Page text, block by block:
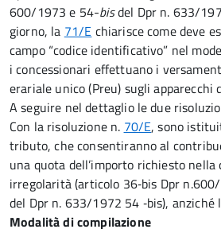
600/1973 e 54-bisdel Dpr n. 633/
giorno, la 71/E chiarisce come deve
campo “codice identificativo” nel
i concessionari effettuano i
erariale unico (Preu) sugli
A seguire nel dettaglio le due
Con la risoluzione n. 70/E, sono
tributo, che consentiranno al
una quota dell’importo richiesto nella
irregolarità (articolo 36‑bis Dpr
del Dpr n. 633/1972 54 ‑bis), anziché
Modalità di compilazione